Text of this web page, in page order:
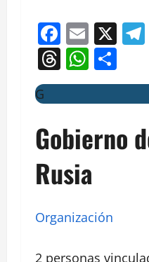
Email
X
Threads
G
Gobierno
Rusia
Organización
2 personas